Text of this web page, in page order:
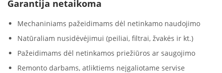
Garantija netaikoma
Mechaniniams pažeidimams dėl netinkamo naudojimo
Natūraliam nusidėvėjimui (peiliai, filtrai, žvakės ir kt.)
Pažeidimams dėl netinkamos priežiūros ar saugojimo
Remonto darbams, atliktiems neįgaliotame servise